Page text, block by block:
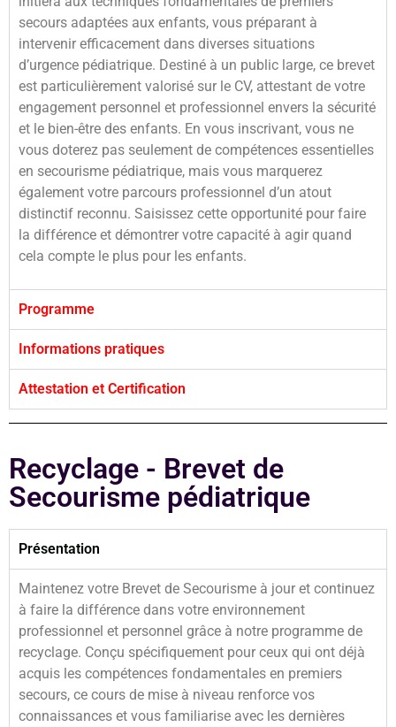
secours adaptées aux enfants, vous préparant à
intervenir efficacement dans diverses situations
d’urgence pédiatrique. Destiné à un public large, ce brevet
est particulièrement valorisé sur le CV, attestant de votre
engagement personnel et professionnel envers la sécurité
et le bien-être des enfants. En vous inscrivant, vous ne
vous doterez pas seulement de compétences essentielles
en secourisme pédiatrique, mais vous marquerez
également votre parcours professionnel d’un atout
distinctif reconnu. Saisissez cette opportunité pour faire
la différence et démontrer votre capacité à agir quand
cela compte le plus pour les enfants.
Programme
Informations pratiques
Attestation et Certification
Recyclage - Brevet de
Secourisme pédiatrique
Présentation
Maintenez votre Brevet de Secourisme à jour et continuez
à faire la différence dans votre environnement
professionnel et personnel grâce à notre programme de
recyclage. Conçu spécifiquement pour ceux qui ont déjà
acquis les compétences fondamentales en premiers
secours, ce cours de mise à niveau renforce vos
connaissances et vous familiarise avec les dernières